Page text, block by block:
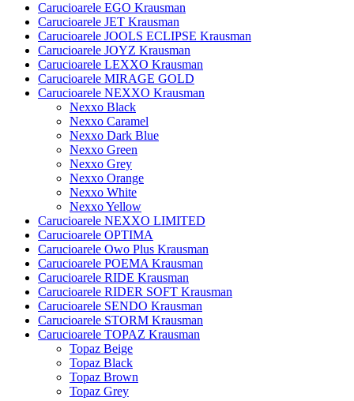
Carucioarele EGO Krausman
Carucioarele JET Krausman
Carucioarele JOOLS ECLIPSE Krausman
Carucioarele JOYZ Krausman
Carucioarele LEXXO Krausman
Carucioarele MIRAGE GOLD
Carucioarele NEXXO Krausman
Nexxo Black
Nexxo Caramel
Nexxo Dark Blue
Nexxo Green
Nexxo Grey
Nexxo Orange
Nexxo White
Nexxo Yellow
Carucioarele NEXXO LIMITED
Carucioarele OPTIMA
Carucioarele Owo Plus Krausman
Carucioarele POEMA Krausman
Carucioarele RIDE Krausman
Carucioarele RIDER SOFT Krausman
Carucioarele SENDO Krausman
Carucioarele STORM Krausman
Carucioarele TOPAZ Krausman
Topaz Beige
Topaz Black
Topaz Brown
Topaz Grey